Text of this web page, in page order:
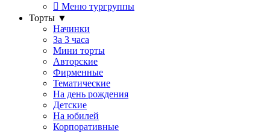
Меню тургруппы
Торты ▼
Начинки
За 3 часа
Мини торты
Авторские
Фирменные
Тематические
На день рождения
Детские
На юбилей
Корпоративные